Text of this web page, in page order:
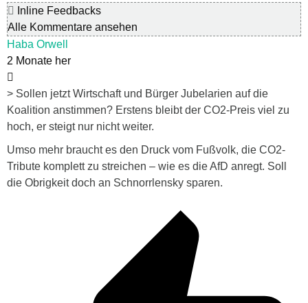
Inline Feedbacks
Alle Kommentare ansehen
Haba Orwell
2 Monate her
> Sollen jetzt Wirtschaft und Bürger Jubelarien auf die
Koalition anstimmen? Erstens bleibt der CO2-Preis viel zu
hoch, er steigt nur nicht weiter.
Umso mehr braucht es den Druck vom Fußvolk, die CO2-
Tribute komplett zu streichen – wie es die AfD anregt. Soll
die Obrigkeit doch an Schnorrlensky sparen.